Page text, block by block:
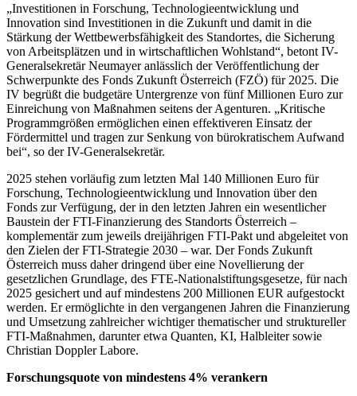
„Investitionen in Forschung, Technologieentwicklung und
Innovation sind Investitionen in die Zukunft und damit in die
Stärkung der Wettbewerbsfähigkeit des Standortes, die Sicherung
von Arbeitsplätzen und in wirtschaftlichen Wohlstand“, betont IV-
Generalsekretär Neumayer anlässlich der Veröffentlichung der
Schwerpunkte des Fonds Zukunft Österreich (FZÖ) für 2025. Die
IV begrüßt die budgetäre Untergrenze von fünf Millionen Euro zur
Einreichung von Maßnahmen seitens der Agenturen. „Kritische
Programmgrößen ermöglichen einen effektiveren Einsatz der
Fördermittel und tragen zur Senkung von bürokratischem Aufwand
bei“, so der IV-Generalsekretär.
2025 stehen vorläufig zum letzten Mal 140 Millionen Euro für
Forschung, Technologieentwicklung und Innovation über den
Fonds zur Verfügung, der in den letzten Jahren ein wesentlicher
Baustein der FTI-Finanzierung des Standorts Österreich –
komplementär zum jeweils dreijährigen FTI-Pakt und abgeleitet von
den Zielen der FTI-Strategie 2030 – war. Der Fonds Zukunft
Österreich muss daher dringend über eine Novellierung der
gesetzlichen Grundlage, des FTE-Nationalstiftungsgesetze, für nach
2025 gesichert und auf mindestens 200 Millionen EUR aufgestockt
werden. Er ermöglichte in den vergangenen Jahren die Finanzierung
und Umsetzung zahlreicher wichtiger thematischer und struktureller
FTI-Maßnahmen, darunter etwa Quanten, KI, Halbleiter sowie
Christian Doppler Labore.
Forschungsquote von mindestens 4% verankern